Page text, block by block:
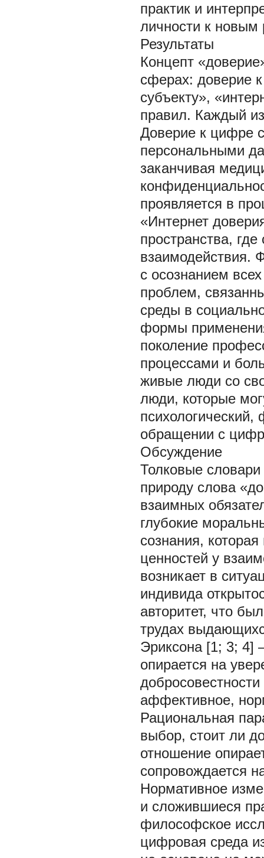
практик и
личности к
Результаты
Концепт
сферах: доверие
субъекту»,
правил. Каждый
Доверие к цифре
персональными
заканчивая
проявляется в
«Интернет
пространства,
взаимодействия.
с осознанием
проблем,
среды в
формы
поколение
процессами и
живые люди со
люди, которые
обращении с
Обсуждение
Толковые
природу слова
взаимных
глубокие
сознания,
ценностей у
возникает в
индивида
авторитет, что
трудах
Эриксона [1; 3; 4]
опирается на
аффективное,
Рациональная
выбор, стоит ли
отношение
сопровождается
Нормативное
и сложившиеся
философское
цифровая среда